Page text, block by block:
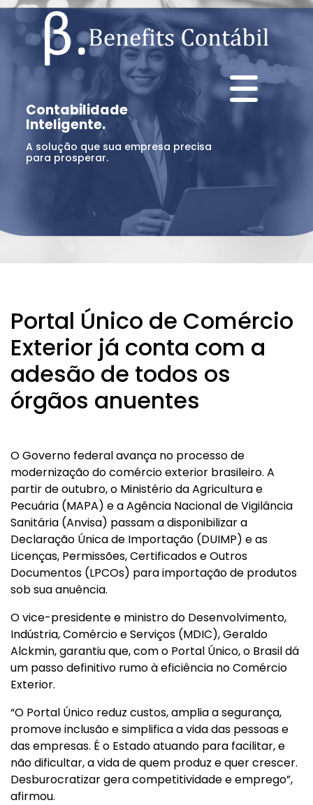
Contabilidade
Inteligente.
A solução que sua empresa precisa
para prosperar.
Portal Único de Comércio
Exterior já conta com a
adesão de todos os
órgãos anuentes
O Governo federal avança no processo de
modernização do comércio exterior brasileiro. A
partir de outubro, o Ministério da Agricultura e
Pecuária (MAPA) e a Agência Nacional de Vigilância
Sanitária (Anvisa) passam a disponibilizar a
Declaração Única de Importação (DUIMP) e as
Licenças, Permissões, Certificados e Outros
Documentos (LPCOs) para importação de produtos
sob sua anuência.
O vice-presidente e ministro do Desenvolvimento,
Indústria, Comércio e Serviços (MDIC), Geraldo
Alckmin, garantiu que, com o Portal Único, o Brasil dá
um passo definitivo rumo à eficiência no Comércio
Exterior.
“O Portal Único reduz custos, amplia a segurança,
promove inclusão e simplifica a vida das pessoas e
das empresas. É o Estado atuando para facilitar, e
não dificultar, a vida de quem produz e quer crescer.
Desburocratizar gera competitividade e emprego”,
afirmou.